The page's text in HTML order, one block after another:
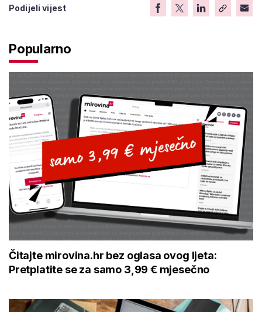
Podijeli vijest
Popularno
Čitajte mirovina.hr bez oglasa ovog ljeta:
Pretplatite se za samo 3,99 € mjesečno